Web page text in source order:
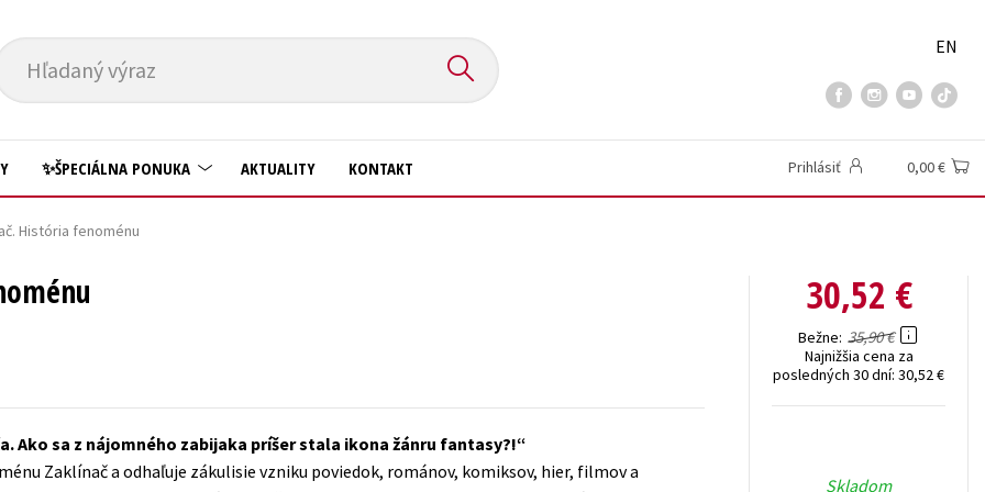
Hľadaný výraz
EN
Krížovky
Ostatné
Učebnice
Umenie a kultúra
✨ŠPECIÁLNA PONUKA AKTUALITY KONTAKT Prihlásiť 0,00 €
História fenoménu
Ako sa z nájomného zabijaka príšer stala ikona žánru fantasy?!
Zaklínač a odhaľuje zákulisie vzniku poviedok, románov, komiksov, hier, filmov a
30,52 €
Bežne 35,90 €
Najnižšia cena za
posledných 30 dní: 30,52 €
Skladom